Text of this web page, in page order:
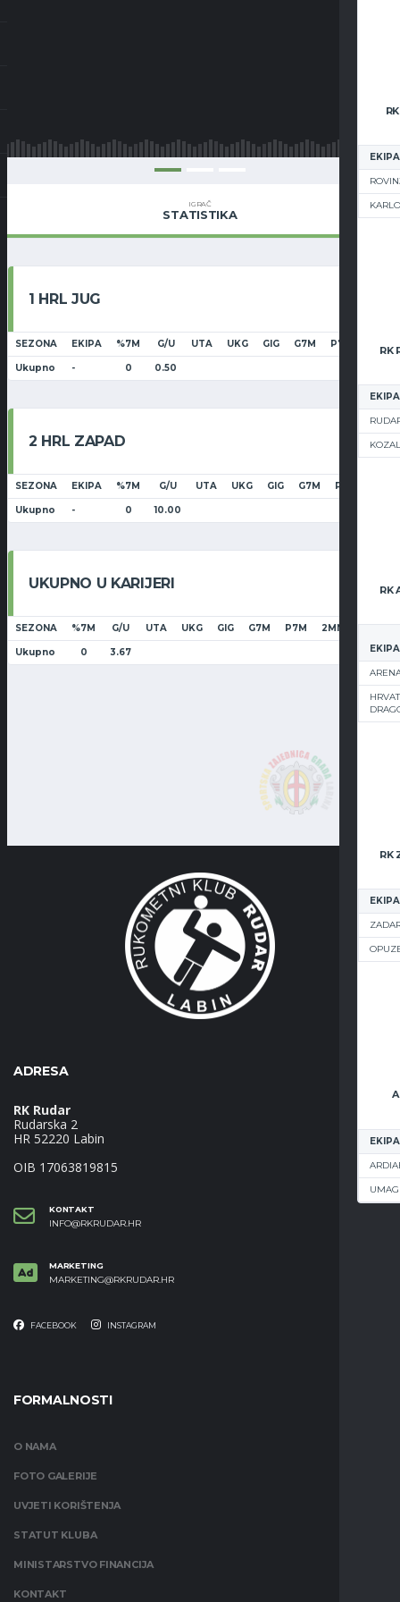
EKIPA
EKIPA
EKIPA
EKIPA
EKIPA
UMAG
IGRAČ
STATISTIKA
1 HRL JUG
SEZONA EKIPA %7M G/U UTA UKG GIG G7M P7M
Ukupno - 0 0.50
2 HRL ZAPAD
SEZONA EKIPA %7M G/U UTA UKG GIG G7M P7M
Ukupno - 0 10.00
UKUPNO U KARIJERI
SEZONA %7M G/U UTA UKG GIG G7M P7M 2MN ŽUT
Ukupno 0 3.67
ADRESA
RK Rudar
Rudarska 2
HR 52220 Labin
OIB 17063819815
KONTAKT
INFO@RKRUDAR.HR
MARKETING
MARKETING@RKRUDAR.HR
FACEBOOK INSTAGRAM
FORMALNOSTI
O NAMA
FOTO GALERIJE
UVJETI KORIŠTENJA
STATUT KLUBA
MINISTARSTVO FINANCIJA
KONTAKT